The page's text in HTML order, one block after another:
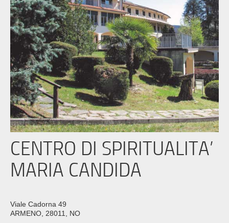
CENTRO DI SPIRITUALITA’
MARIA CANDIDA
Viale Cadorna 49
ARMENO, 28011, NO